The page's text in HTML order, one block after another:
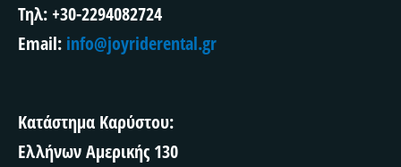
Τηλ: +30-2294082724
Email: info@joyriderental.gr
Κατάστημα Καρύστου:
Ελλήνων Αμερικής 130